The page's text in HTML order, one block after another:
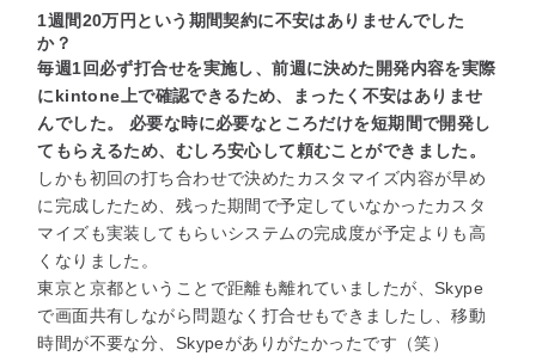
1週間20万円という期間契約に不安はありませんでした
か？
毎週1回必ず打合せを実施し、前週に決めた開発内容を実際
にkintone上で確認できるため、まったく不安はありませ
んでした。 必要な時に必要なところだけを短期間で開発し
てもらえるため、むしろ安心して頼むことができました。
しかも初回の打ち合わせで決めたカスタマイズ内容が早め
に完成したため、残った期間で予定していなかったカスタ
マイズも実装してもらいシステムの完成度が予定よりも高
くなりました。
東京と京都ということで距離も離れていましたが、Skype
で画面共有しながら問題なく打合せもできましたし、移動
時間が不要な分、Skypeがありがたかったです（笑）